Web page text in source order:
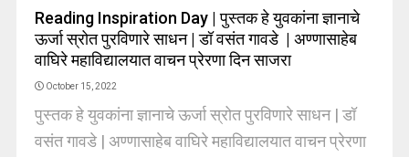
Reading Inspiration Day | पुस्तक हे युवकांना ज्ञानाचे
ऊर्जा स्रोत पुरविणारे साधन | डॉ वसंत गावडे | अण्णासाहेब
वाघिरे महाविद्यालयात वाचन प्रेरणा दिन साजरा
October 15, 2022
पुस्तक हे युवकांना ज्ञानाचे ऊर्जा स्रोत पुरविणारे साधन | डॉ
वसंत गावडे | अण्णासाहेब वाघिरे महाविद्यालयात वाचन प्रेरणा